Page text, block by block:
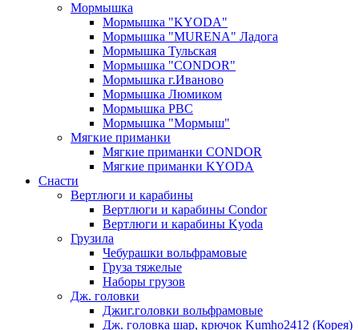
Мормышка
Мормышка "KYODA"
Мормышка "MURENA" Ладога
Мормышка Тульская
Мормышка "CONDOR"
Мормышка г.Иваново
Мормышка Люмиком
Мормышка РВС
Мормышка "Мормыш"
Мягкие приманки
Мягкие приманки CONDOR
Мягкие приманки KYODA
Снасти
Вертлюги и карабины
Вертлюги и карабины Condor
Вертлюги и карабины Kyoda
Грузила
Чебурашки вольфрамовые
Груза тяжелые
Наборы грузов
Дж. головки
Джиг.головки вольфрамовые
Дж. головка шар, крючок Kumho2412 (Корея)